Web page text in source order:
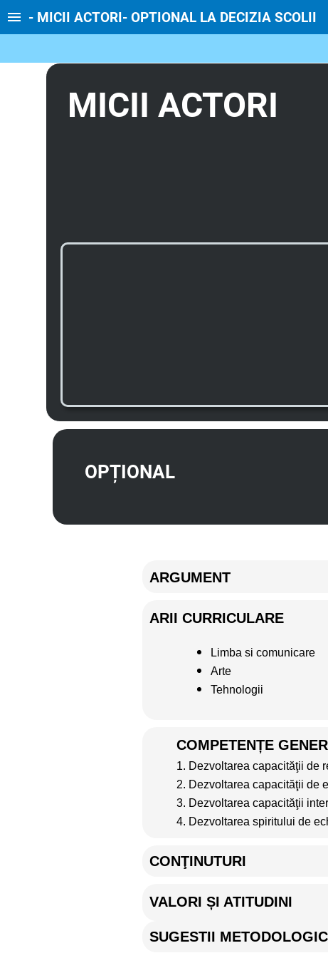
- MICII ACTORI- OPTIONAL LA DECIZIA SCOLII
MICII ACTORI
OPȚIONAL
ARGUMENT
ARII CURRICULARE
Limba si comunicare
Arte
Tehnologii
COMPETENȚE
1. Dezvoltarea capacităţii de
2. Dezvoltarea capacităţii de
3. Dezvoltarea capacităţii
4. Dezvoltarea spiritului de
CONŢINUTURI
VALORI ȘI ATITUDINI
SUGESTII